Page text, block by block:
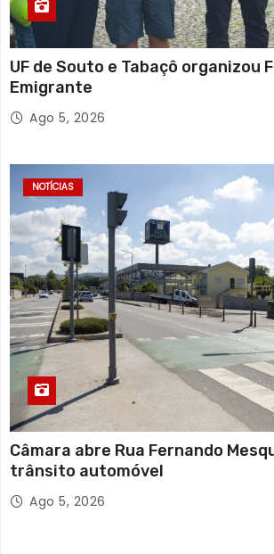
UF de Souto e Tabaçô organizou
Emigrante
Ago 5, 2026
NOTÍCIAS
Câmara abre Rua Fernando
trânsito automóvel
Ago 5, 2026